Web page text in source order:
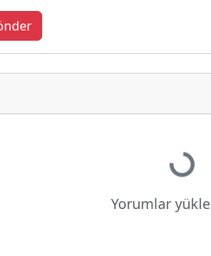
Yükleniyor...
Yorumlar